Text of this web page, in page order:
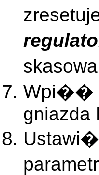
Wpi��
gniazda